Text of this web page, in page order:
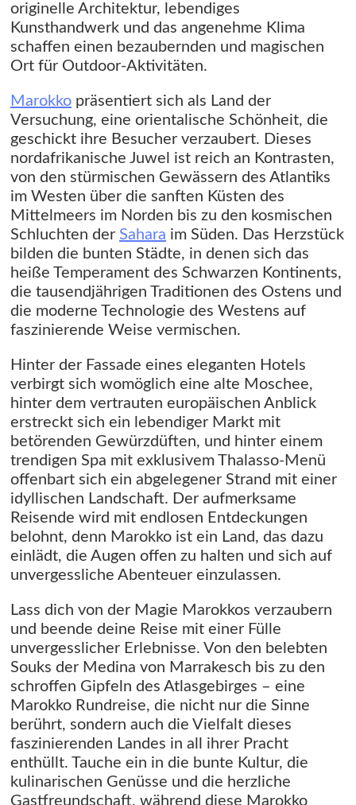
originelle Architektur, lebendiges
Kunsthandwerk und das angenehme Klima
schaffen einen bezaubernden und magischen
Ort für Outdoor-Aktivitäten.
Marokko präsentiert sich als Land der
Versuchung, eine orientalische Schönheit, die
geschickt ihre Besucher verzaubert. Dieses
nordafrikanische Juwel ist reich an Kontrasten,
von den stürmischen Gewässern des Atlantiks
im Westen über die sanften Küsten des
Mittelmeers im Norden bis zu den kosmischen
Schluchten der Sahara im Süden. Das Herzstück
bilden die bunten Städte, in denen sich das
heiße Temperament des Schwarzen Kontinents,
die tausendjährigen Traditionen des Ostens und
die moderne Technologie des Westens auf
faszinierende Weise vermischen.
Hinter der Fassade eines eleganten Hotels
verbirgt sich womöglich eine alte Moschee,
hinter dem vertrauten europäischen Anblick
erstreckt sich ein lebendiger Markt mit
betörenden Gewürzdüften, und hinter einem
trendigen Spa mit exklusivem Thalasso-Menü
offenbart sich ein abgelegener Strand mit einer
idyllischen Landschaft. Der aufmerksame
Reisende wird mit endlosen Entdeckungen
belohnt, denn Marokko ist ein Land, das dazu
einlädt, die Augen offen zu halten und sich auf
unvergessliche Abenteuer einzulassen.
Lass dich von der Magie Marokkos verzaubern
und beende deine Reise mit einer Fülle
unvergesslicher Erlebnisse. Von den belebten
Souks der Medina von Marrakesch bis zu den
schroffen Gipfeln des Atlasgebirges – eine
Marokko Rundreise, die nicht nur die Sinne
berührt, sondern auch die Vielfalt dieses
faszinierenden Landes in all ihrer Pracht
enthüllt. Tauche ein in die bunte Kultur, die
kulinarischen Genüsse und die herzliche
Gastfreundschaft, während diese Marokko